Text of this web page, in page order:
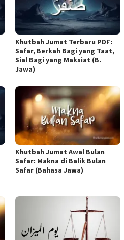
Khutbah Jumat Terbaru PDF:
Safar, Berkah Bagi yang Taat,
Sial Bagi yang Maksiat (B.
Jawa)
Khutbah Jumat Awal Bulan
Safar: Makna di Balik Bulan
Safar (Bahasa Jawa)